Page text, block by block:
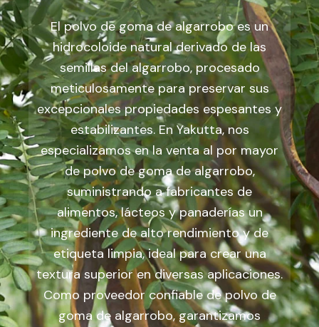
El polvo de goma de algarrobo es un
hidrocoloide natural derivado de las
semillas del algarrobo, procesado
meticulosamente para preservar sus
excepcionales propiedades espesantes y
estabilizantes. En Yakutta, nos
especializamos en la venta al por mayor
de polvo de goma de algarrobo,
suministrando a fabricantes de
alimentos, lácteos y panaderías un
ingrediente de alto rendimiento y de
etiqueta limpia, ideal para crear una
textura superior en diversas aplicaciones.
Como proveedor confiable de polvo de
goma de algarrobo, garantizamos